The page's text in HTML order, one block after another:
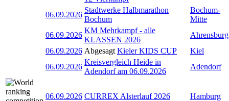
06.09.2026
Stadtwerke Halbmarathon
Bochum
Bochum-
Mitte
06.09.2026
KM Mehrkampf - alle
KLASSEN 2026
Ahrensburg
06.09.2026 Abgesagt Kieler KIDS CUP
Kiel
06.09.2026
Kreisvergleich Heide in
Adendorf am 06.09.2026
Adendorf
06.09.2026 CURREX Alsterlauf 2026 Hamburg